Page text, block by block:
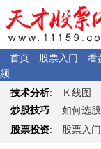
首页 股票入门 看
频
技术分析: Ｋ 线图
炒股技巧: 如何选股
股票投资: 股票入门